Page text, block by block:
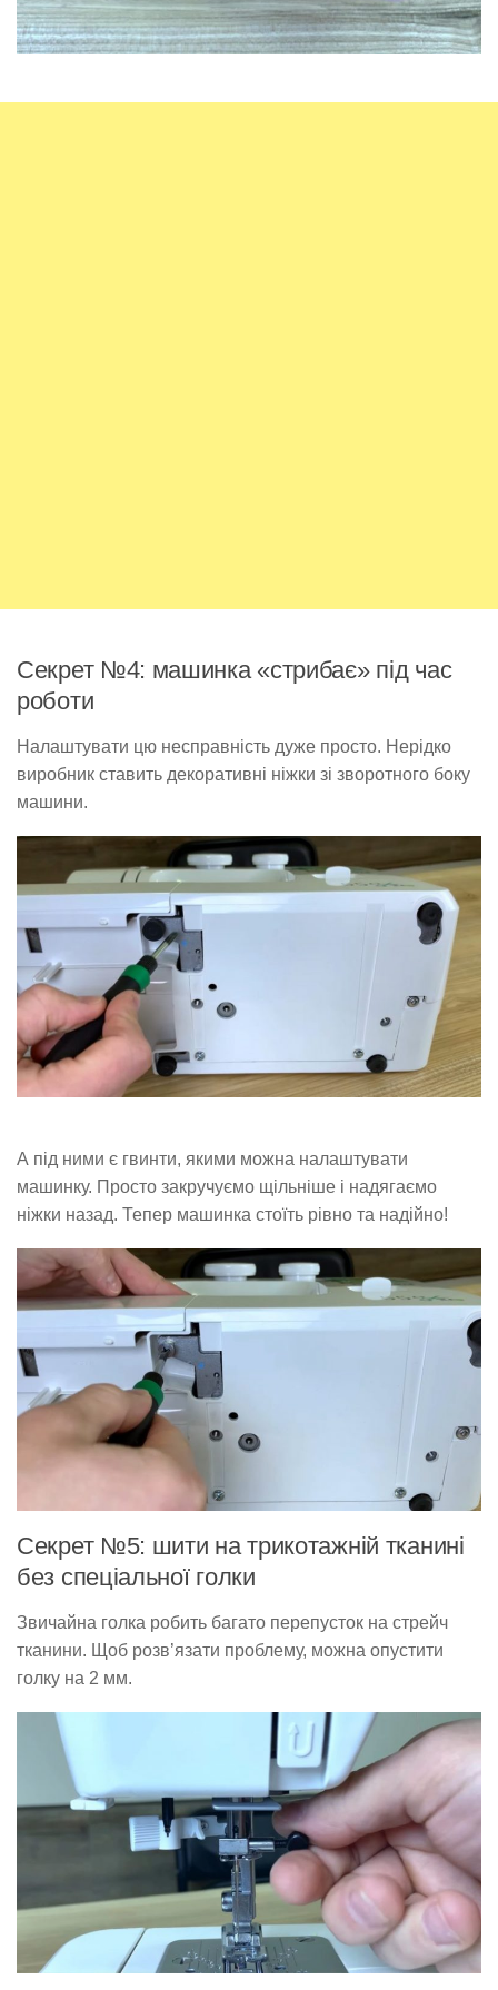
Секрет №4: машинка «стрибає» під час
роботи
Налаштувати цю несправність дуже просто. Нерідко
виробник ставить декоративні ніжки зі зворотного боку
машини.
А під ними є гвинти, якими можна налаштувати
машинку. Просто закручуємо щільніше і надягаємо
ніжки назад. Тепер машинка стоїть рівно та надійно!
Секрет №5: шити на трикотажній тканині
без спеціальної голки
Звичайна голка робить багато перепусток на стрейч
тканини. Щоб розв’язати проблему, можна опустити
голку на 2 мм.